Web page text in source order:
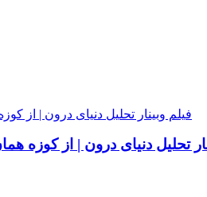
تحلیل دنیای درون | از کوزه